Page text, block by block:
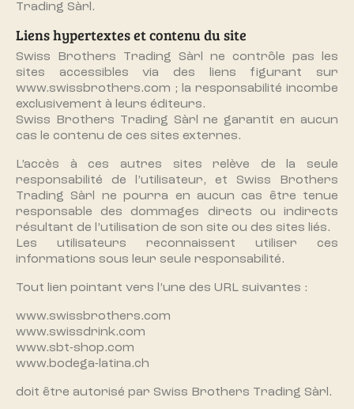
Trading Sàrl.
Liens hypertextes et contenu du site
Swiss Brothers Trading Sàrl ne contrôle pas les
sites accessibles via des liens figurant sur
www.swissbrothers.com ; la responsabilité incombe
exclusivement à leurs éditeurs.
Swiss Brothers Trading Sàrl ne garantit en aucun
cas le contenu de ces sites externes.
L’accès à ces autres sites relève de la seule
responsabilité de l’utilisateur, et Swiss Brothers
Trading Sàrl ne pourra en aucun cas être tenue
responsable des dommages directs ou indirects
résultant de l’utilisation de son site ou des sites liés.
Les utilisateurs reconnaissent utiliser ces
informations sous leur seule responsabilité.
Tout lien pointant vers l’une des URL suivantes :
www.swissbrothers.com
www.swissdrink.com
www.sbt-shop.com
www.bodega-latina.ch
doit être autorisé par Swiss Brothers Trading Sàrl.